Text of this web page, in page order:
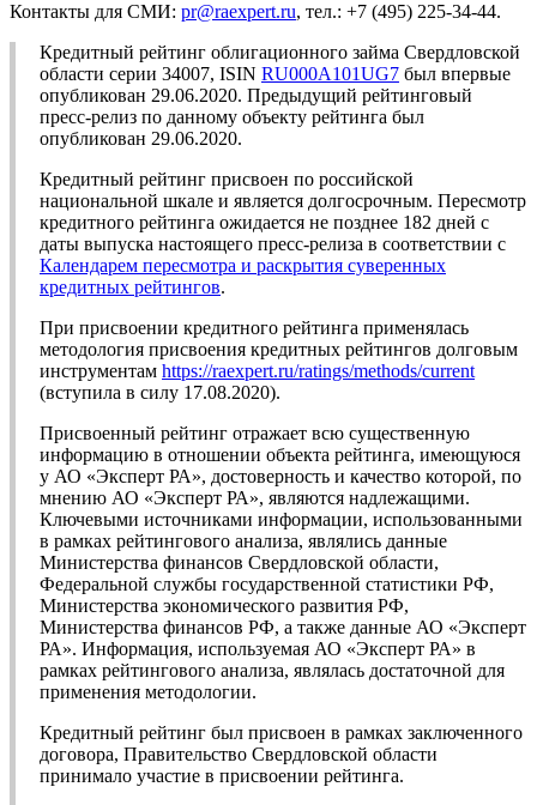
Контакты для СМИ: pr@raexpert.ru, тел.: +7 (495) 225-34-44.
Кредитный рейтинг облигационного займа Свердловской
области серии 34007, ISIN RU000A101UG7 был впервые
опубликован 29.06.2020. Предыдущий рейтинговый
пресс-релиз по данному объекту рейтинга был
опубликован 29.06.2020.
Кредитный рейтинг присвоен по российской
национальной шкале и является долгосрочным. Пересмотр
кредитного рейтинга ожидается не позднее 182 дней с
даты выпуска настоящего пресс-релиза в соответствии с
Календарем пересмотра и раскрытия суверенных
кредитных рейтингов.
При присвоении кредитного рейтинга применялась
методология присвоения кредитных рейтингов долговым
инструментам https://raexpert.ru/ratings/methods/current
(вступила в силу 17.08.2020).
Присвоенный рейтинг отражает всю существенную
информацию в отношении объекта рейтинга, имеющуюся
у АО «Эксперт РА», достоверность и качество которой, по
мнению АО «Эксперт РА», являются надлежащими.
Ключевыми источниками информации, использованными
в рамках рейтингового анализа, являлись данные
Министерства финансов Свердловской области,
Федеральной службы государственной статистики РФ,
Министерства экономического развития РФ,
Министерства финансов РФ, а также данные АО «Эксперт
РА». Информация, используемая АО «Эксперт РА» в
рамках рейтингового анализа, являлась достаточной для
применения методологии.
Кредитный рейтинг был присвоен в рамках заключенного
договора, Правительство Свердловской области
принимало участие в присвоении рейтинга.